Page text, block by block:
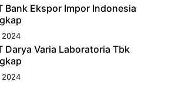
Bank Ekspor Impor Indonesia
Darya Varia Laboratoria Tbk
2024